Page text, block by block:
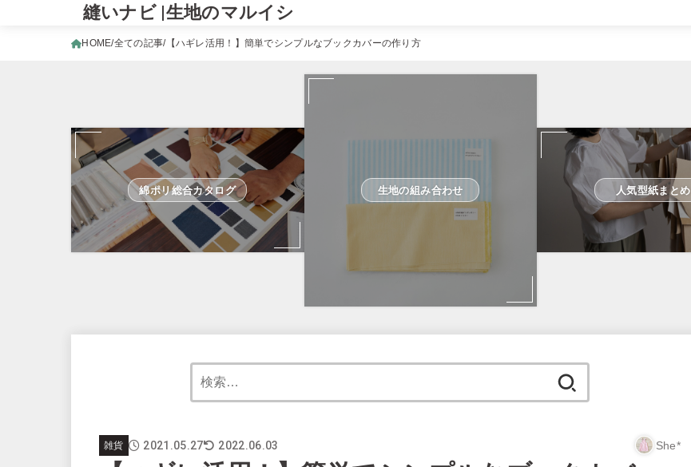
縫いナビ |生地のマルイシ
HOME 全ての記事 【ハギレ活用！】簡単でシンプルなブックカバーの作り方
綿ポリ総合カタログ 生地の組み合わせ 人気型紙まとめ
索:
雑貨 2021.05.27 2022.06.03 She*